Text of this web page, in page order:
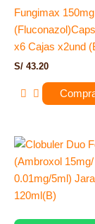
Fungimax 150mg
x6 Cajas x2und
S/ 43.20